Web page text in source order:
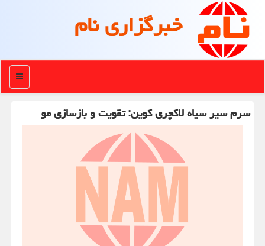
خبرگزاری نام
منو
سرم سیر سیاه لاکچری کوین: تقویت و بازسازی مو